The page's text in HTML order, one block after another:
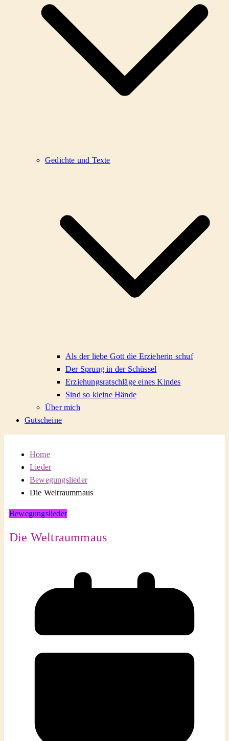
Gedichte und Texte
Als der liebe Gott die Erzieherin schuf
Der Sprung in der Schüssel
Erziehungsratschläge eines Kindes
Sind so kleine Hände
Über mich
Gutscheine
Home
Lieder
Bewegungslieder
Die Weltraummaus
Bewegungslieder
Die Weltraummaus